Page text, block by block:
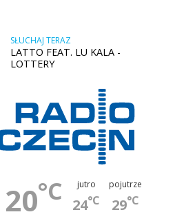
SŁUCHAJ TERAZ
LATTO FEAT. LU KALA -
LOTTERY
20°C jutro
24°C
pojutrze
29°C